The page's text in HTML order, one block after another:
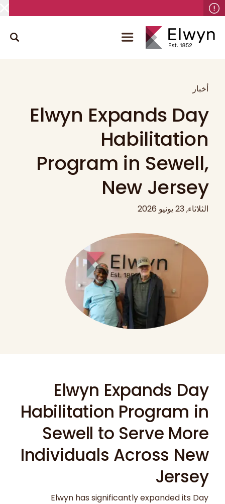
أخبار
Elwyn Expands Day
Habilitation
Program in Sewell,
New Jersey
الثلاثاء, 23 يونيو 2026
Elwyn Expands Day
Habilitation Program in
Sewell to Serve More
Individuals Across New
Jersey
Elwyn has significantly expanded its Day